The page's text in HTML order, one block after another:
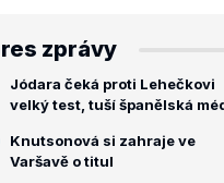
zprávy
Jódara čeká proti Lehečkovi
velký test, tuší španělská
Knutsonová si zahraje ve
Varšavě o titul